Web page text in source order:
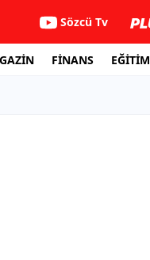
Sözcü Tv
FİNANS EĞİTİM